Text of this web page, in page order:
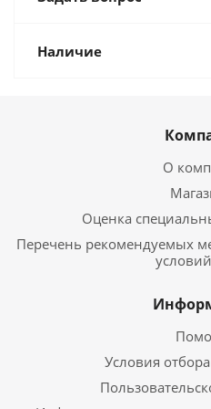
Наличие
О
Оценка
Перечень рекомендуемых
Условия